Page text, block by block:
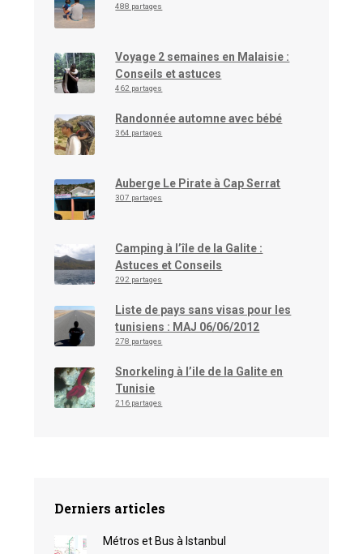
488 partages
Voyage 2 semaines en Malaisie :
Conseils et astuces
462 partages
Randonnée automne avec bébé
364 partages
Auberge Le Pirate à Cap Serrat
307 partages
Camping à l’île de la Galite :
Astuces et Conseils
292 partages
Liste de pays sans visas pour les
tunisiens : MAJ 06/06/2012
278 partages
Snorkeling à l’ile de la Galite en
Tunisie
216 partages
Derniers articles
Métros et Bus à Istanbul